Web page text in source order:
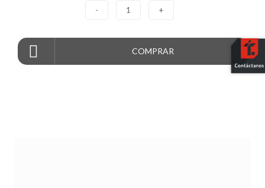
- 1 +
COMPRAR